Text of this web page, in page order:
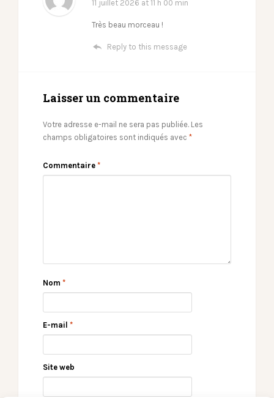
11 juillet 2026 at 11 h 00 min
Très beau morceau !
Reply to this message
Laisser un commentaire
Votre adresse e-mail ne sera pas publiée. Les
champs obligatoires sont indiqués avec *
Commentaire *
Nom *
E-mail *
Site web